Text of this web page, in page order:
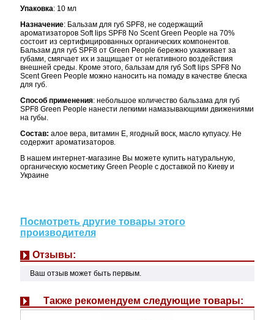
Упаковка: 10 мл
Назначение: Бальзам для губ SPF8, не содержащий
ароматизаторов Soft lips SPF8 No Scent Green People на 70%
состоит из сертифицированных органических компонентов.
Бальзам для губ SPF8 от Green People бережно ухаживает за
губами, смягчает их и защищает от негативного воздействия
внешней среды. Кроме этого, бальзам для губ Soft lips SPF8 No
Scent Green People можно наносить на помаду в качестве блеска
для губ.
Способ применения: небольшое количество бальзама для губ
SPF8 Green People нанести легкими намазывающими движениями
на губы.
Состав: алое вера, витамин Е, ягодный воск, масло купуасу. Не
содержит ароматизаторов.
В нашем интернет-магазине Вы можете купить натуральную,
органическую косметику Green People с доставкой по Киеву и
Украине
Посмотреть другие товары этого
производителя
Отзывы:
Ваш отзыв может быть первым.
Также рекомендуем следующие товары: